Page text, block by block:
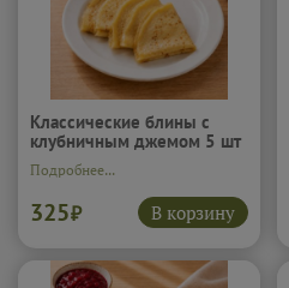
Классические блины с
клубничным джемом 5 шт
(5шт)
Подробнее...
325₽ В корзину